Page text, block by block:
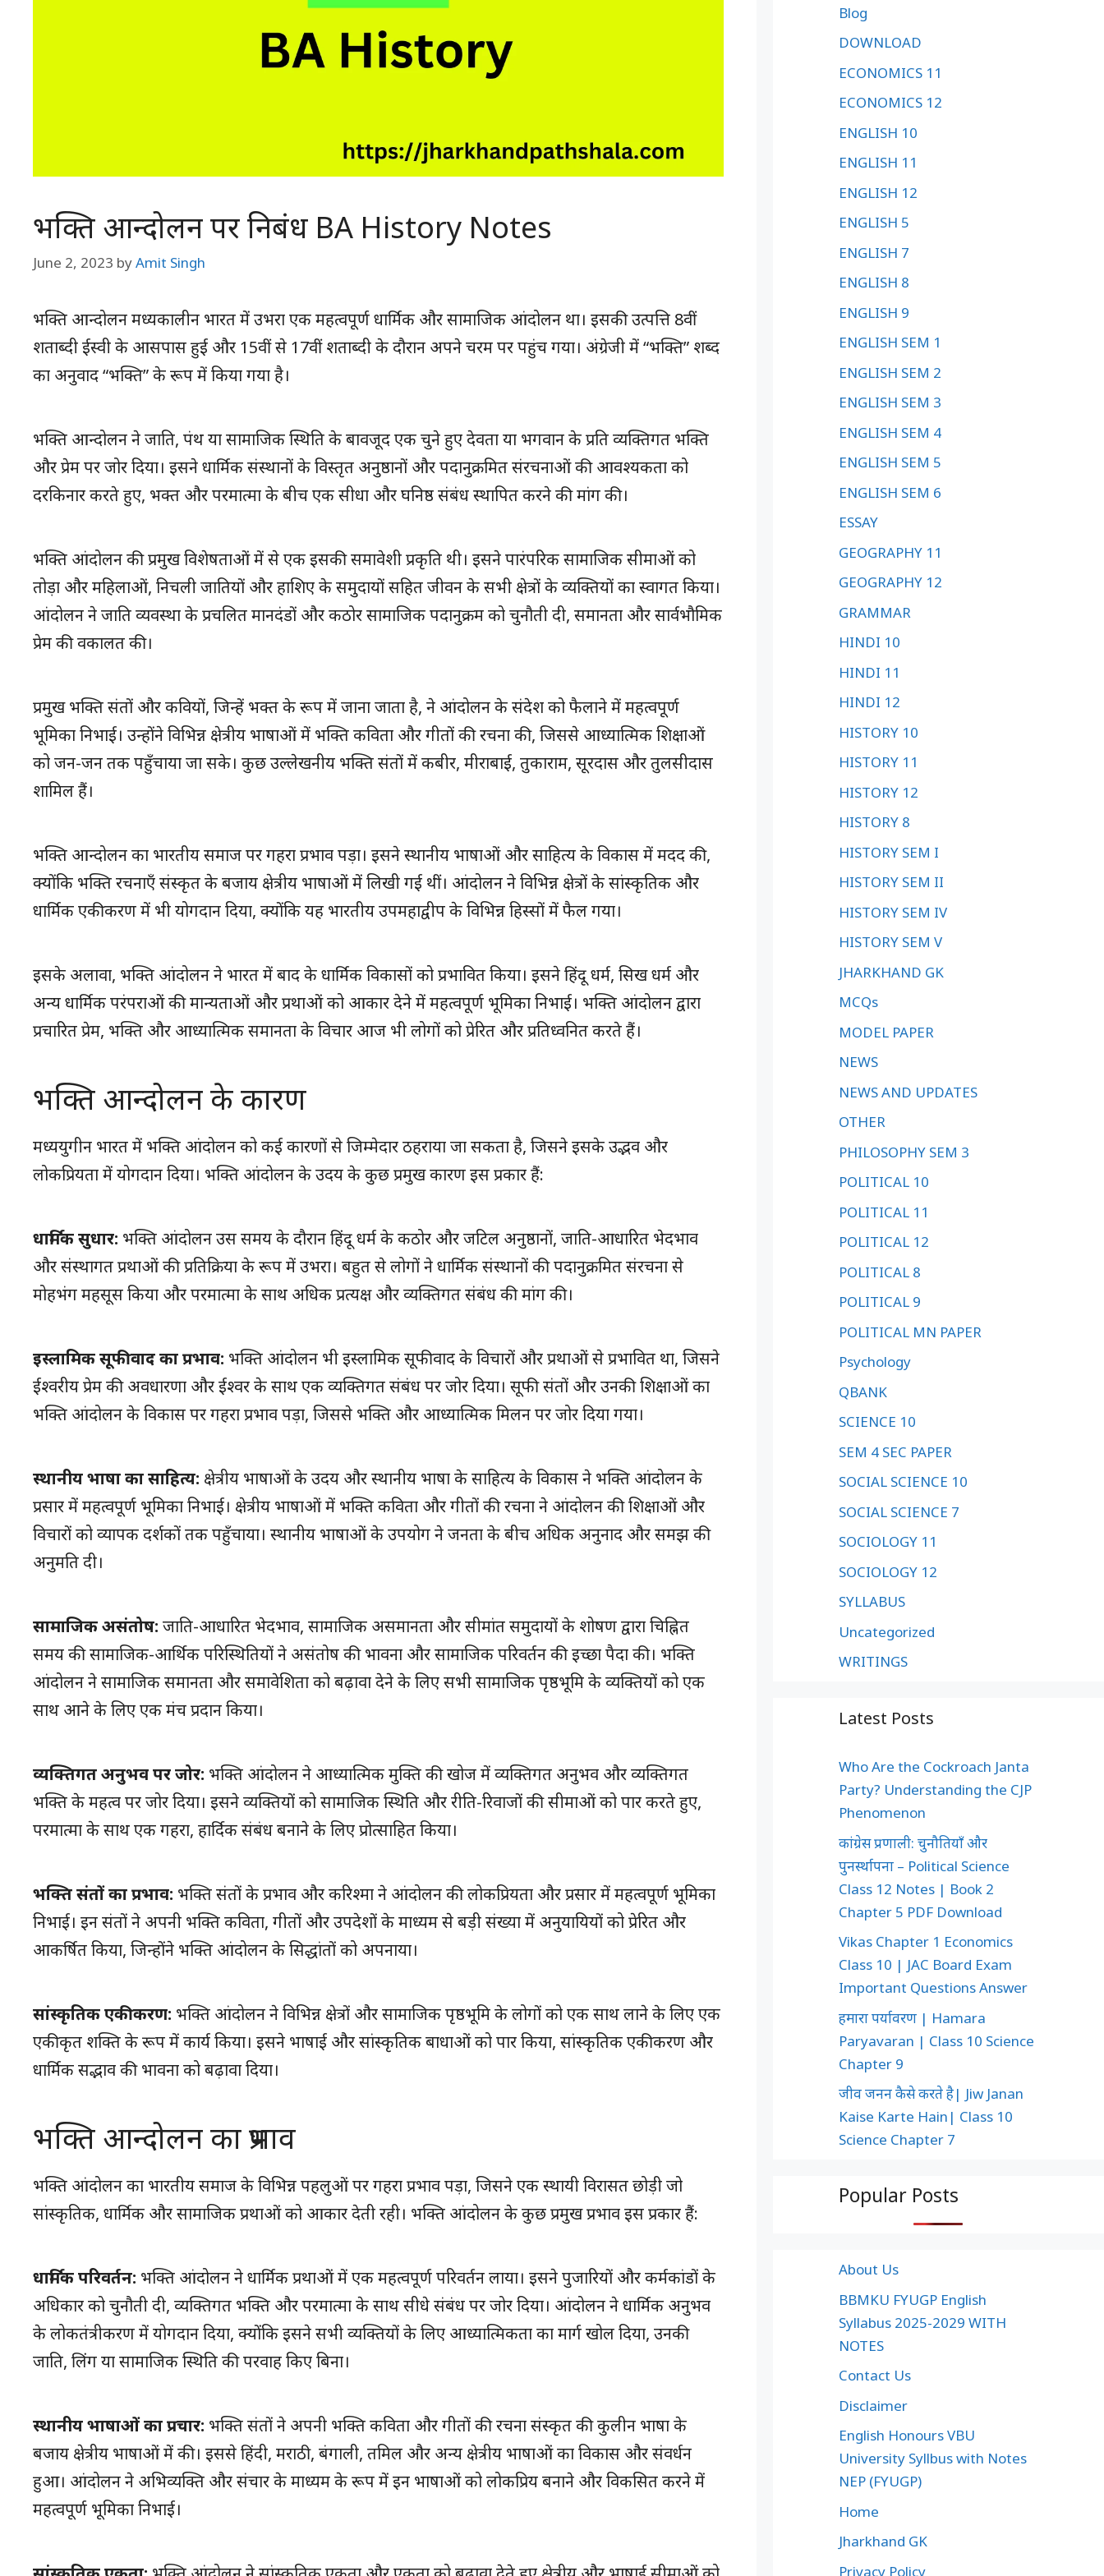
भक्ति आन्दोलन पर निबंध BA History Notes
June 2, 2023 byAmit Singh
भक्ति आन्दोलन मध्यकालीन भारत में उभरा एक महत्वपूर्ण धार्मिक और सामाजिक आंदोलन था। इसकी उत्पत्ति 8वीं
शताब्दी ईस्वी के आसपास हुई और 15वीं से 17वीं शताब्दी के दौरान अपने चरम पर पहुंच गया। अंग्रेजी में “भक्ति” शब्द
का अनुवाद “भक्ति” के रूप में किया गया है।
भक्ति आन्दोलन ने जाति, पंथ या सामाजिक स्थिति के बावजूद एक चुने हुए देवता या भगवान के प्रति व्यक्तिगत भक्ति
और प्रेम पर जोर दिया। इसने धार्मिक संस्थानों के विस्तृत अनुष्ठानों और पदानुक्रमित संरचनाओं की आवश्यकता को
दरकिनार करते हुए, भक्त और परमात्मा के बीच एक सीधा और घनिष्ठ संबंध स्थापित करने की मांग की।
भक्ति आंदोलन की प्रमुख विशेषताओं में से एक इसकी समावेशी प्रकृति थी। इसने पारंपरिक सामाजिक सीमाओं को
तोड़ा और महिलाओं, निचली जातियों और हाशिए के समुदायों सहित जीवन के सभी क्षेत्रों के व्यक्तियों का स्वागत किया।
आंदोलन ने जाति व्यवस्था के प्रचलित मानदंडों और कठोर सामाजिक पदानुक्रम को चुनौती दी, समानता और सार्वभौमिक
प्रेम की वकालत की।
प्रमुख भक्ति संतों और कवियों, जिन्हें भक्त के रूप में जाना जाता है, ने आंदोलन के संदेश को फैलाने में महत्वपूर्ण
भूमिका निभाई। उन्होंने विभिन्न क्षेत्रीय भाषाओं में भक्ति कविता और गीतों की रचना की, जिससे आध्यात्मिक शिक्षाओं
को जन-जन तक पहुँचाया जा सके। कुछ उल्लेखनीय भक्ति संतों में कबीर, मीराबाई, तुकाराम, सूरदास और तुलसीदास
शामिल हैं।
भक्ति आन्दोलन का भारतीय समाज पर गहरा प्रभाव पड़ा। इसने स्थानीय भाषाओं और साहित्य के विकास में मदद की,
क्योंकि भक्ति रचनाएँ संस्कृत के बजाय क्षेत्रीय भाषाओं में लिखी गई थीं। आंदोलन ने विभिन्न क्षेत्रों के सांस्कृतिक और
धार्मिक एकीकरण में भी योगदान दिया, क्योंकि यह भारतीय उपमहाद्वीप के विभिन्न हिस्सों में फैल गया।
इसके अलावा, भक्ति आंदोलन ने भारत में बाद के धार्मिक विकासों को प्रभावित किया। इसने हिंदू धर्म, सिख धर्म और
अन्य धार्मिक परंपराओं की मान्यताओं और प्रथाओं को आकार देने में महत्वपूर्ण भूमिका निभाई। भक्ति आंदोलन द्वारा
प्रचारित प्रेम, भक्ति और आध्यात्मिक समानता के विचार आज भी लोगों को प्रेरित और प्रतिध्वनित करते हैं।
भक्ति आन्दोलन के कारण
मध्ययुगीन भारत में भक्ति आंदोलन को कई कारणों से जिम्मेदार ठहराया जा सकता है, जिसने इसके उद्भव और
लोकप्रियता में योगदान दिया। भक्ति आंदोलन के उदय के कुछ प्रमुख कारण इस प्रकार हैं:
धार्मिक सुधार: भक्ति आंदोलन उस समय के दौरान हिंदू धर्म के कठोर और जटिल अनुष्ठानों, जाति-आधारित भेदभाव
और संस्थागत प्रथाओं की प्रतिक्रिया के रूप में उभरा। बहुत से लोगों ने धार्मिक संस्थानों की पदानुक्रमित संरचना से
मोहभंग महसूस किया और परमात्मा के साथ अधिक प्रत्यक्ष और व्यक्तिगत संबंध की मांग की।
इस्लामिक सूफीवाद का प्रभाव: भक्ति आंदोलन भी इस्लामिक सूफीवाद के विचारों और प्रथाओं से प्रभावित था, जिसने
ईश्वरीय प्रेम की अवधारणा और ईश्वर के साथ एक व्यक्तिगत संबंध पर जोर दिया। सूफी संतों और उनकी शिक्षाओं का
भक्ति आंदोलन के विकास पर गहरा प्रभाव पड़ा, जिससे भक्ति और आध्यात्मिक मिलन पर जोर दिया गया।
स्थानीय भाषा का साहित्य: क्षेत्रीय भाषाओं के उदय और स्थानीय भाषा के साहित्य के विकास ने भक्ति आंदोलन के
प्रसार में महत्वपूर्ण भूमिका निभाई। क्षेत्रीय भाषाओं में भक्ति कविता और गीतों की रचना ने आंदोलन की शिक्षाओं और
विचारों को व्यापक दर्शकों तक पहुँचाया। स्थानीय भाषाओं के उपयोग ने जनता के बीच अधिक अनुनाद और समझ की
अनुमति दी।
सामाजिक असंतोष: जाति-आधारित भेदभाव, सामाजिक असमानता और सीमांत समुदायों के शोषण द्वारा चिह्नित
समय की सामाजिक-आर्थिक परिस्थितियों ने असंतोष की भावना और सामाजिक परिवर्तन की इच्छा पैदा की। भक्ति
आंदोलन ने सामाजिक समानता और समावेशिता को बढ़ावा देने के लिए सभी सामाजिक पृष्ठभूमि के व्यक्तियों को एक
साथ आने के लिए एक मंच प्रदान किया।
व्यक्तिगत अनुभव पर जोर: भक्ति आंदोलन ने आध्यात्मिक मुक्ति की खोज में व्यक्तिगत अनुभव और व्यक्तिगत
भक्ति के महत्व पर जोर दिया। इसने व्यक्तियों को सामाजिक स्थिति और रीति-रिवाजों की सीमाओं को पार करते हुए,
परमात्मा के साथ एक गहरा, हार्दिक संबंध बनाने के लिए प्रोत्साहित किया।
भक्ति संतों का प्रभाव: भक्ति संतों के प्रभाव और करिश्मा ने आंदोलन की लोकप्रियता और प्रसार में महत्वपूर्ण भूमिका
निभाई। इन संतों ने अपनी भक्ति कविता, गीतों और उपदेशों के माध्यम से बड़ी संख्या में अनुयायियों को प्रेरित और
आकर्षित किया, जिन्होंने भक्ति आंदोलन के सिद्धांतों को अपनाया।
सांस्कृतिक एकीकरण: भक्ति आंदोलन ने विभिन्न क्षेत्रों और सामाजिक पृष्ठभूमि के लोगों को एक साथ लाने के लिए एक
एकीकृत शक्ति के रूप में कार्य किया। इसने भाषाई और सांस्कृतिक बाधाओं को पार किया, सांस्कृतिक एकीकरण और
धार्मिक सद्भाव की भावना को बढ़ावा दिया।
भक्ति आन्दोलन का प्रभाव
भक्ति आंदोलन का भारतीय समाज के विभिन्न पहलुओं पर गहरा प्रभाव पड़ा, जिसने एक स्थायी विरासत छोड़ी जो
सांस्कृतिक, धार्मिक और सामाजिक प्रथाओं को आकार देती रही। भक्ति आंदोलन के कुछ प्रमुख प्रभाव इस प्रकार हैं:
धार्मिक परिवर्तन: भक्ति आंदोलन ने धार्मिक प्रथाओं में एक महत्वपूर्ण परिवर्तन लाया। इसने पुजारियों और कर्मकांडों के
अधिकार को चुनौती दी, व्यक्तिगत भक्ति और परमात्मा के साथ सीधे संबंध पर जोर दिया। आंदोलन ने धार्मिक अनुभव
के लोकतंत्रीकरण में योगदान दिया, क्योंकि इसने सभी व्यक्तियों के लिए आध्यात्मिकता का मार्ग खोल दिया, उनकी
जाति, लिंग या सामाजिक स्थिति की परवाह किए बिना।
स्थानीय भाषाओं का प्रचार: भक्ति संतों ने अपनी भक्ति कविता और गीतों की रचना संस्कृत की कुलीन भाषा के
बजाय क्षेत्रीय भाषाओं में की। इससे हिंदी, मराठी, बंगाली, तमिल और अन्य क्षेत्रीय भाषाओं का विकास और संवर्धन
हुआ। आंदोलन ने अभिव्यक्ति और संचार के माध्यम के रूप में इन भाषाओं को लोकप्रिय बनाने और विकसित करने में
महत्वपूर्ण भूमिका निभाई।
Blog
DOWNLOAD
ECONOMICS 11
ECONOMICS 12
ENGLISH 10
ENGLISH 11
ENGLISH 12
ENGLISH 5
ENGLISH 7
ENGLISH 8
ENGLISH 9
ENGLISH SEM 1
ENGLISH SEM 2
ENGLISH SEM 3
ENGLISH SEM 4
ENGLISH SEM 5
ENGLISH SEM 6
ESSAY
GEOGRAPHY 11
GEOGRAPHY 12
GRAMMAR
HINDI 10
HINDI 11
HINDI 12
HISTORY 10
HISTORY 11
HISTORY 12
HISTORY 8
HISTORY SEM I
HISTORY SEM II
HISTORY SEM IV
HISTORY SEM V
JHARKHAND GK
MCQs
MODEL PAPER
NEWS
NEWS AND UPDATES
OTHER
PHILOSOPHY SEM 3
POLITICAL 10
POLITICAL 11
POLITICAL 12
POLITICAL 8
POLITICAL 9
POLITICAL MN PAPER
Psychology
QBANK
SCIENCE 10
SEM 4 SEC PAPER
SOCIAL SCIENCE 10
SOCIAL SCIENCE 7
SOCIOLOGY 11
SOCIOLOGY 12
SYLLABUS
Uncategorized
WRITINGS
Latest Posts
Who Are the Cockroach Janta
Party? Understanding the CJP
Phenomenon
कांग्रेस प्रणाली: चुनौतियाँ और
पुनर्स्थापना – Political Science
Class 12 Notes | Book 2
Chapter 5 PDF Download
Vikas Chapter 1 Economics
Class 10 | JAC Board Exam
Important Questions Answer
हमारा पर्यावरण | Hamara
Paryavaran | Class 10 Science
Chapter 9
जीव जनन कैसे करते है| Jiw Janan
Kaise Karte Hain| Class 10
Science Chapter 7
Popular Posts
About Us
BBMKU FYUGP English
Syllabus 2025-2029 WITH
NOTES
Contact Us
Disclaimer
English Honours VBU
University Syllbus with Notes
NEP (FYUGP)
Home
Jharkhand GK
Privacy Policy